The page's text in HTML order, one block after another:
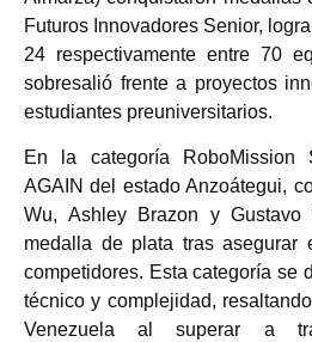
Futuros Innovadores Senior,
24 respectivamente entre 70
sobresalió frente a proyectos
estudiantes preuniversitarios.
En la categoría RoboMission
AGAIN del estado Anzoátegui,
Wu, Ashley Brazon y Gustavo
medalla de plata tras asegurar
competidores. Esta categoría se
técnico y complejidad,
Venezuela al superar a